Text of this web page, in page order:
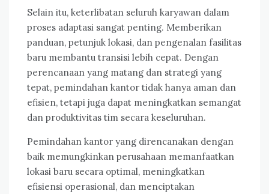
Selain itu, keterlibatan seluruh karyawan dalam
proses adaptasi sangat penting. Memberikan
panduan, petunjuk lokasi, dan pengenalan fasilitas
baru membantu transisi lebih cepat. Dengan
perencanaan yang matang dan strategi yang
tepat, pemindahan kantor tidak hanya aman dan
efisien, tetapi juga dapat meningkatkan semangat
dan produktivitas tim secara keseluruhan.
Pemindahan kantor yang direncanakan dengan
baik memungkinkan perusahaan memanfaatkan
lokasi baru secara optimal, meningkatkan
efisiensi operasional, dan menciptakan